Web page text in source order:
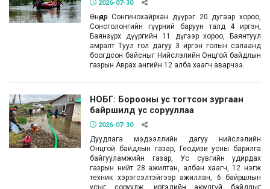
2026-07-30
Өнөөдөр Сонгинохайрхан дүүрэг 20 дугаар хороо,
Сонсголонгийн гүүрний баруун талд 4 иргэн,
Баянзүрх дүүргийн 11 дүгээр хороо, Баянтуул
амралт Туул гол дагуу 3 иргэн голын салаанд
боогдсон байсныг Нийслэлийн Онцгой байдлын
газрын Аврах ангийн 12 алба хаагч аварчээ.
НОБГ: Борооны ус тогтсон зургаан
байршилд ус сорууллаа
2026-07-30
Дуудлага мэдээллийн дагуу нийслэлийн
Онцгой байдлын газар, Геодизи усны барилга
байгууламжийн газар, Ус сувгийн удирдах
газрын нийт 28 ажилтан, албан хаагч, 12 нэгж
техник хэрэгсэлтэйгээр ажиллан, 6 байршлын
усыг соруулж, иргэдийн аюулгүй байдлыг